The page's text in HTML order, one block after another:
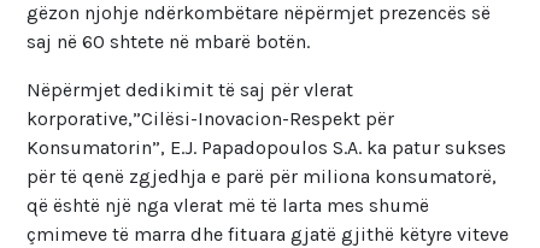
gëzon njohje ndërkombëtare nëpërmjet prezencës së
saj në 60 shtete në mbarë botën.
Nëpërmjet dedikimit të saj për vlerat
korporative,”Cilësi-Inovacion-Respekt për
Konsumatorin”, E.J. Papadopoulos S.A. ka patur sukses
për të qenë zgjedhja e parë për miliona konsumatorë,
që është një nga vlerat më të larta mes shumë
çmimeve të marra dhe fituara gjatë gjithë këtyre viteve